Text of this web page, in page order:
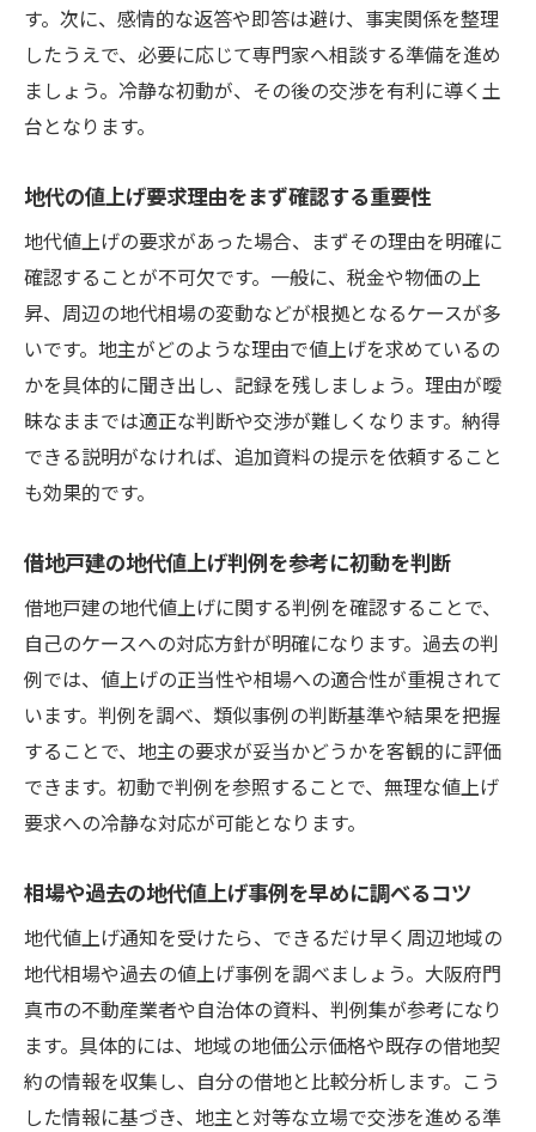
過剰な地代値上げを防ぐ交渉術の実例紹介
相場や判例を活用した説得力ある交渉法
借地戸建の地代値上げ交渉で失敗しないコ
ツ
借地戸建の地代相場を調べて適正価格を把
握
地代値上げ判例を参考にした適正地代の算
定
旧借地権の地代相場を比較検討するポイン
借地戸建で実践できる地代値上げ率の確認
法
ク
値上げ要求の正当性を判断するチェックリスト
借地戸建の値上げ理由が正当か慎重に確認
地代値上げの法的根拠を見極めるポイント
近隣相場と地代値上げ率を比較して判断
判例と合わせて値上げ妥当性を見極める方
法
旧借地権の地代値上げ事例を参考にするコ
借地戸建に多い地代値上げ判例の傾向を解
説
過去の判例が示す適正な地代値上げ率とは
判例で重視される借地戸建の地代値上げ要
素
す。次に、感情的な返答や即答は避け、事実関係を整理
したうえで、必要に応じて専門家へ相談する準備を進め
ましょう。冷静な初動が、その後の交渉を有利に導く土
台となります。
地代の値上げ要求理由をまず確認する重要性
地代値上げの要求があった場合、まずその理由を明確に
確認することが不可欠です。一般に、税金や物価の上
昇、周辺の地代相場の変動などが根拠となるケースが多
いです。地主がどのような理由で値上げを求めているの
かを具体的に聞き出し、記録を残しましょう。理由が曖
昧なままでは適正な判断や交渉が難しくなります。納得
できる説明がなければ、追加資料の提示を依頼すること
も効果的です。
借地戸建の地代値上げ判例を参考に初動を判断
借地戸建の地代値上げに関する判例を確認することで、
自己のケースへの対応方針が明確になります。過去の判
例では、値上げの正当性や相場への適合性が重視されて
います。判例を調べ、類似事例の判断基準や結果を把握
することで、地主の要求が妥当かどうかを客観的に評価
できます。初動で判例を参照することで、無理な値上げ
要求への冷静な対応が可能となります。
相場や過去の地代値上げ事例を早めに調べるコツ
地代値上げ通知を受けたら、できるだけ早く周辺地域の
地代相場や過去の値上げ事例を調べましょう。大阪府門
真市の不動産業者や自治体の資料、判例集が参考になり
ます。具体的には、地域の地価公示価格や既存の借地契
約の情報を収集し、自分の借地と比較分析します。こう
した情報に基づき、地主と対等な立場で交渉を進める準